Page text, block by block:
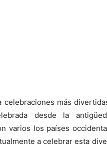
celebraciones más
desde la
varios los países
a celebrar esta